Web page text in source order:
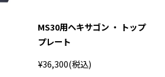
MS30用ヘキサゴン ・ トップ
プレート
¥36,300(税込)